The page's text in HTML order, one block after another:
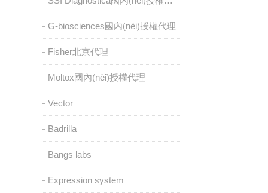
G-biosciences國內(nèi)授權代理
Fisher北京代理
Moltox國內(nèi)授權代理
Vector
Badrilla
Bangs labs
Expression system